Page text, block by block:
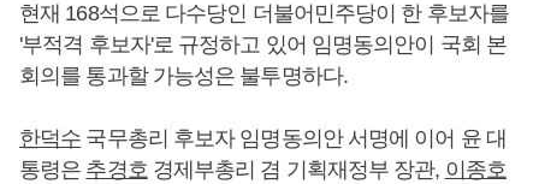
현재 168석으로 다수당인 더불어민주당이 한 후보자를
'부적격 후보자'로 규정하고 있어 임명동의안이 국회 본
회의를 통과할 가능성은 불투명하다.
한덕수 국무총리 후보자 임명동의안 서명에 이어 윤 대
통령은 추경호경제부총리 겸 기획재정부 장관, 이종호